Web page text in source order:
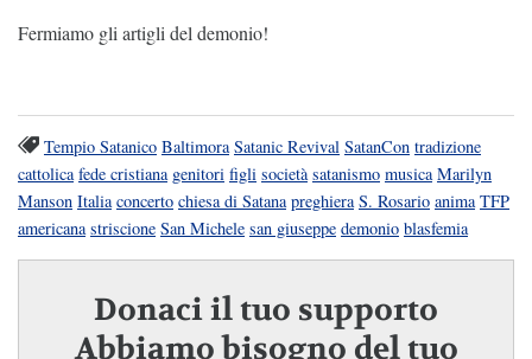
Fermiamo gli artigli del demonio!
Tempio Satanico Baltimora Satanic Revival SatanCon tradizione
cattolica fede cristiana genitori figli società satanismo musica Marilyn
Manson Italia concerto chiesa di Satana preghiera S. Rosario anima TFP
americana striscione San Michele san giuseppe demonio blasfemia
Donaci il tuo supporto
Abbiamo bisogno del tuo